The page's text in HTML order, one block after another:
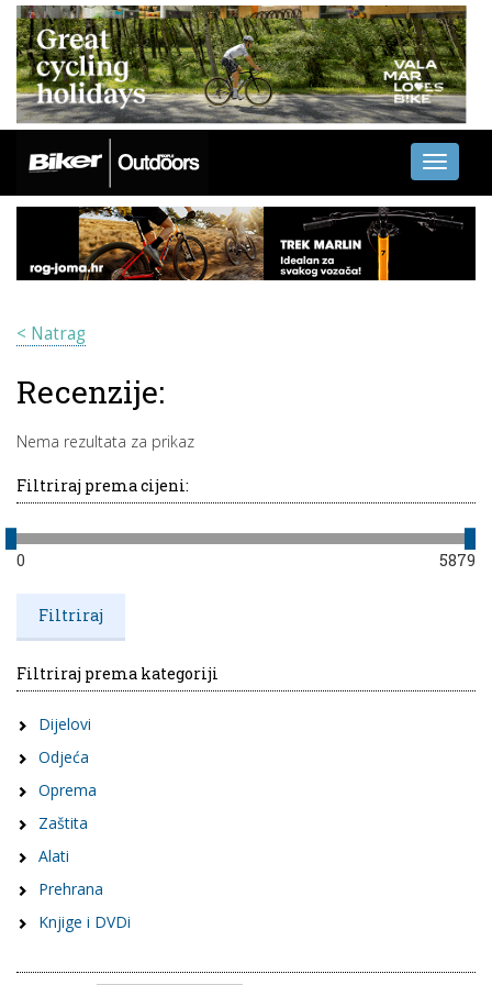
Toggle
< Natrag
Recenzije:
Nema rezultata za prikaz
Filtriraj prema cijeni:
0 5879
Filtriraj prema kategoriji
Dijelovi
Odjeća
Oprema
Zaštita
Alati
Prehrana
Knjige i DVDi